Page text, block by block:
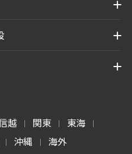
越 | 関東 | 東海 |
| 沖縄 | 海外